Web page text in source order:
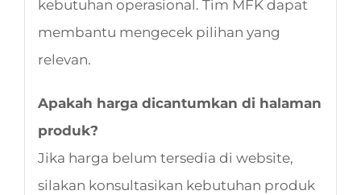
kebutuhan operasional. Tim MFK dapat
membantu mengecek pilihan yang
relevan.
Apakah harga dicantumkan di halaman
produk?
Jika harga belum tersedia di website,
silakan konsultasikan kebutuhan produk